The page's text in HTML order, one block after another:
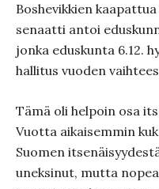
Boshevikkien
senaatti antoi
jonka eduskunta 6.12.
hallitus vuoden
Tämä oli helpoin osa
Vuotta aikaisemmin
Suomen
uneksinut, mutta